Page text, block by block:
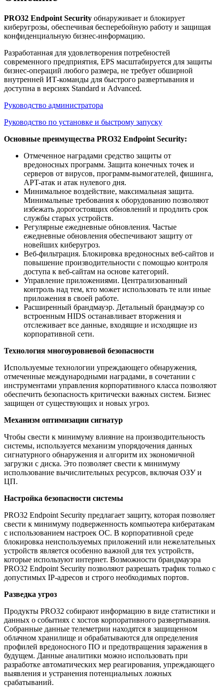
PRO32 Endpoint Security обнаруживает и блокирует
киберугрозы, обеспечивая бесперебойную работу и защищая
конфиденциальную бизнес-информацию.
Разработанная для удовлетворения потребностей
современного предприятия, EPS масштабируется для защиты
бизнес-операций любого размера, не требует обширной
внутренней ИТ-команды для быстрого развертывания и
доступна в версиях Standard и Advanced.
Руководство администратора
Руководство по установке и быстрому запуску
Основные преимущества PRO32 Endpoint Security:
Отмеченное наградами средство защиты от
вредоносных программ. Защита конечных точек и
серверов от вирусов, программ-вымогателей, фишинга,
APT-атак и атак нулевого дня.
Минимальное воздействие, максимальная защита.
Минимальные требования к оборудованию позволяют
избежать дорогостоящих обновлений и продлить срок
службы старых устройств.
Регулярные ежедневные обновления. Частые
ежедневные обновления обеспечивают защиту от
новейших киберугроз.
Веб-фильтрация. Блокировка вредоносных веб-сайтов и
повышение производительности с помощью контроля
доступа к веб-сайтам на основе категорий.
Управление приложениями. Централизованный
контроль над тем, кто может использовать те или иные
приложения в своей работе.
Расширенный брандмауэр. Детальный брандмауэр со
встроенным HIDS останавливает вторжения и
отслеживает все данные, входящие и исходящие из
корпоративной сети.
Технология многоуровневой безопасности
Используемые технологии упреждающего обнаружения,
отмеченные международными наградами, в сочетании с
инструментами управления корпоративного класса позволяют
обеспечить безопасность критически важных систем. Бизнес
защищен от существующих и новых угроз.
Механизм оптимизации сигнатур
Чтобы свести к минимуму влияние на производительность
системы, используется механизм упорядочения данных
сигнатурного обнаружения и алгоритм их экономичной
загрузки с диска. Это позволяет свести к минимуму
использование вычислительных ресурсов, включая ОЗУ и
ЦП.
Настройка безопасности системы
PRO32 Endpoint Security предлагает защиту, которая позволяет
свести к минимуму подверженность компьютера кибератакам
с использованием настроек ОС. В корпоративной среде
блокировка неиспользуемых приложений или нежелательных
устройств является особенно важной для тех устройств,
которые используют интернет. Возможности брандмауэра
PRO32 Endpoint Security позволяют разрешать трафик только с
допустимых IP-адресов и строго необходимых портов.
Разведка угроз
Продукты PRO32 собирают информацию в виде статистики и
данных о событиях с хостов корпоративного развертывания.
Собранные данные телеметрии находятся в защищенном
облачном хранилище и обрабатываются для определения
профилей вредоносного ПО и предотвращения заражения в
будущем. Данные аналитики можно использовать при
разработке автоматических мер реагирования, упреждающего
выявления и устранения потенциальных ложных
срабатываний.